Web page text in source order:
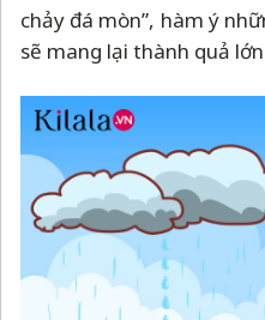
chảy đá mòn”, hàm ý
sẽ mang lại thành quả